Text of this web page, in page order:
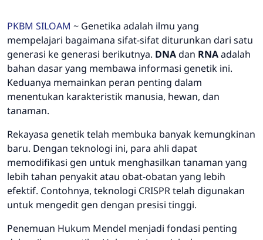
PKBM SILOAM ~ Genetika adalah ilmu yang
mempelajari bagaimana sifat-sifat diturunkan dari satu
generasi ke generasi berikutnya. DNAdan RNAadalah
bahan dasar yang membawa informasi genetik ini.
Keduanya memainkan peran penting dalam
menentukan karakteristik manusia, hewan, dan
tanaman.
Rekayasa genetik telah membuka banyak kemungkinan
baru. Dengan teknologi ini, para ahli dapat
memodifikasi gen untuk menghasilkan tanaman yang
lebih tahan penyakit atau obat-obatan yang lebih
efektif. Contohnya, teknologi CRISPR telah digunakan
untuk mengedit gen dengan presisi tinggi.
Penemuan Hukum Mendel menjadi fondasi penting